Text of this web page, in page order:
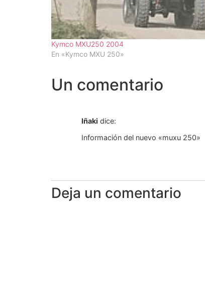
Kymco MXU250 2004
En «Kymco MXU 250»
Un comentario
Iñaki dice:
Información del nuevo «muxu 250»
Deja un comentario